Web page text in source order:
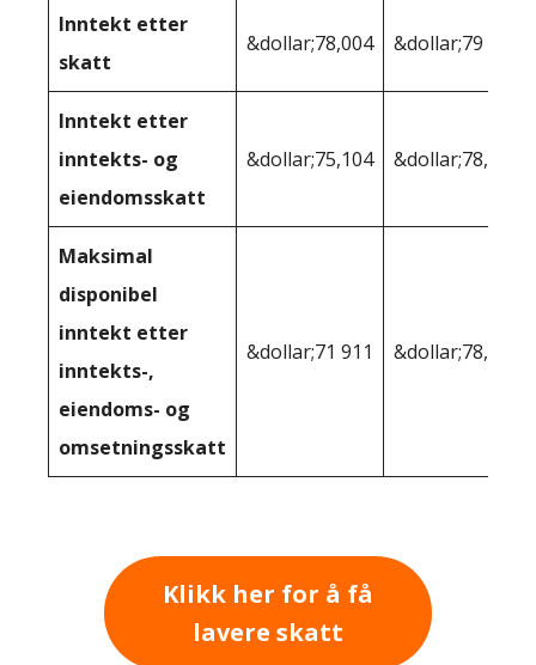
Inntekt etter
skatt
&dollar;78,004 &dollar;79 870
Inntekt etter
inntekts- og
eiendomsskatt
&dollar;75,104 &dollar;78,106
Maksimal
disponibel
inntekt etter
inntekts-,
eiendoms- og
omsetningsskatt
&dollar;71 911 &dollar;78,106
Klikk her for å få
lavere skatt